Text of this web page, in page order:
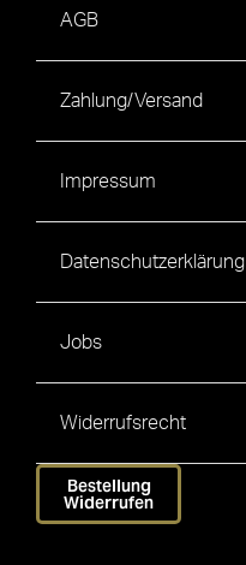
AGB
Zahlung/Versand
Impressum
Datenschutzerklärung
Jobs
Widerrufsrecht
Bestellung
Widerrufen